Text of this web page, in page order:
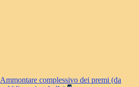
Ammontare complessivo dei premi (da